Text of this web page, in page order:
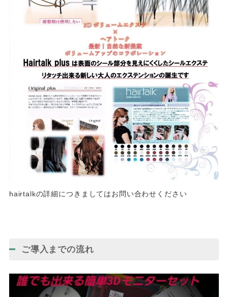
hairtalkの詳細につきましてはお問い合わせください
ご導入までの流れ